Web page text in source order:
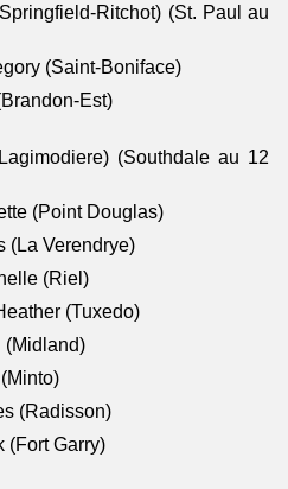
Ritchot) (St. Paul au
(Saint-Boniface)
Est)
(Southdale au 12
(Point Douglas)
(La Verendrye)
(Riel)
(Tuxedo)
(Midland)
(Radisson)
(Fort Garry)